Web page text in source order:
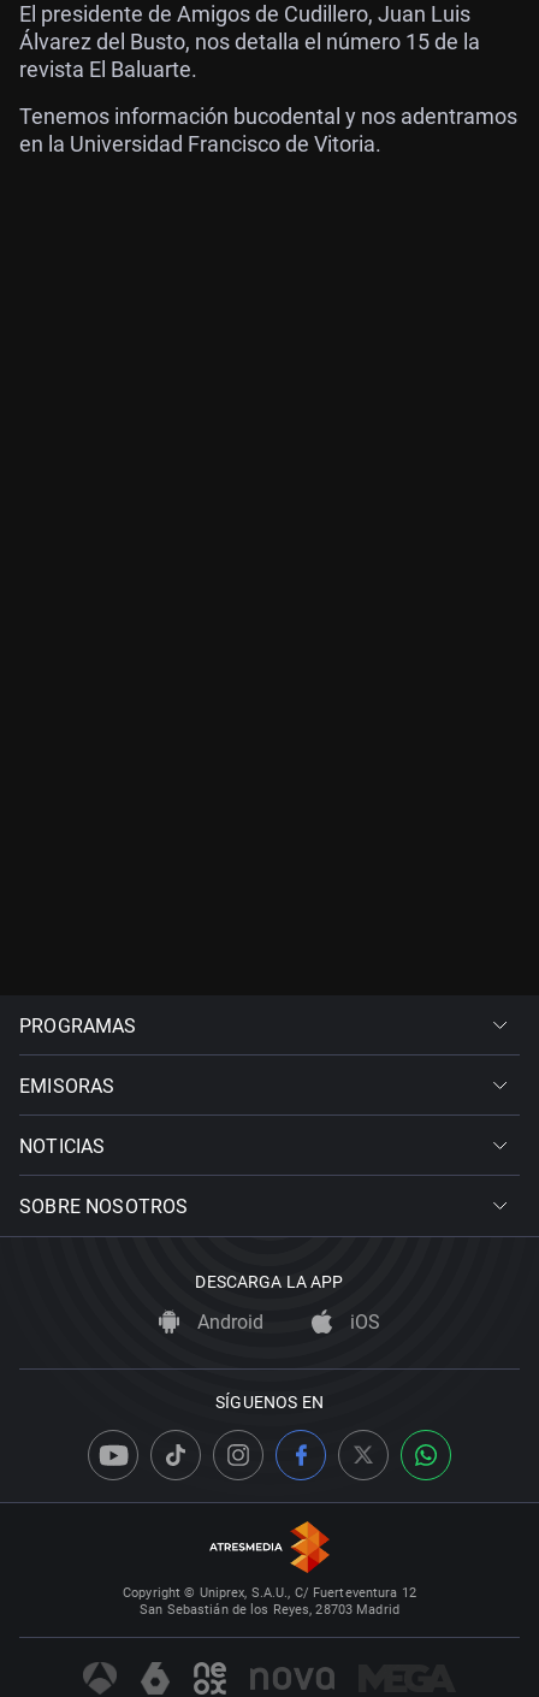
El presidente de Amigos de Cudillero, Juan Luis
Álvarez del Busto, nos detalla el número 15 de la
revista El Baluarte.
Tenemos información bucodental y nos adentramos
en la Universidad Francisco de Vitoria.
PROGRAMAS
EMISORAS
NOTICIAS
SOBRE NOSOTROS
DESCARGA LA APP
Android iOS
SÍGUENOS EN
Copyright © Uniprex, S.A.U., C/ Fuerteventura 12
San Sebastián de los Reyes, 28703 Madrid